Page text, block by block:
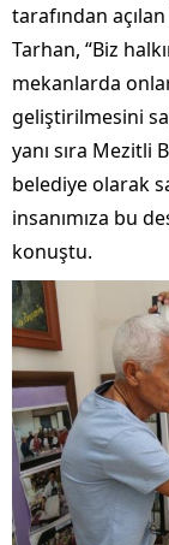
tarafından
Tarhan, “Biz
mekanlarda
geliştirilmesini
yanı sıra Mezitli
belediye olarak
insanımıza bu
konuştu.